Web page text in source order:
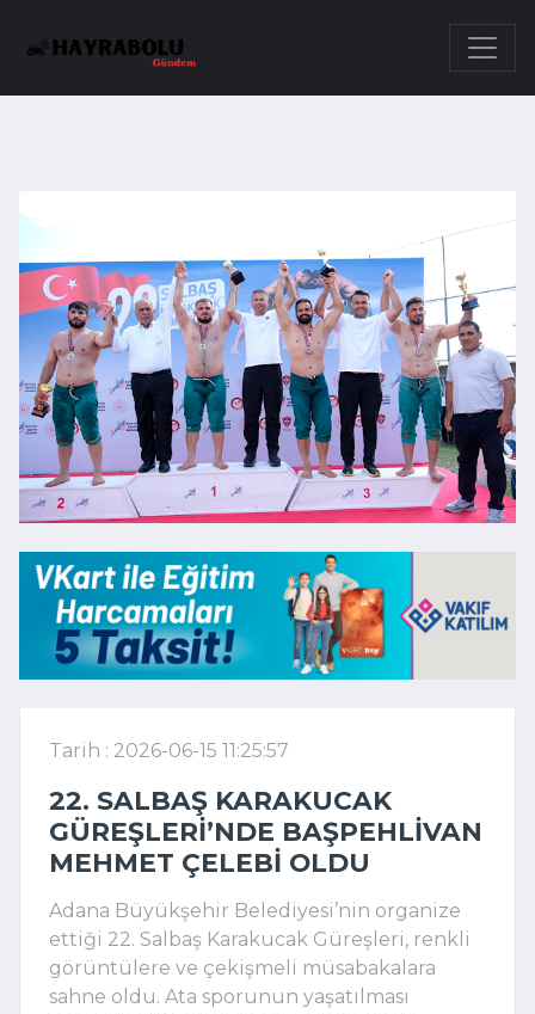
Tarih : 2026-06-15 11:25:57
22. SALBAŞ KARAKUCAK
GÜREŞLERI’NDE BAŞPEHLIVAN
MEHMET ÇELEBI OLDU
Adana Büyükşehir Belediyesi’nin organize
ettiği 22. Salbaş Karakucak Güreşleri, renkli
görüntülere ve çekişmeli müsabakalara
sahne oldu. Ata sporunun yaşatılması